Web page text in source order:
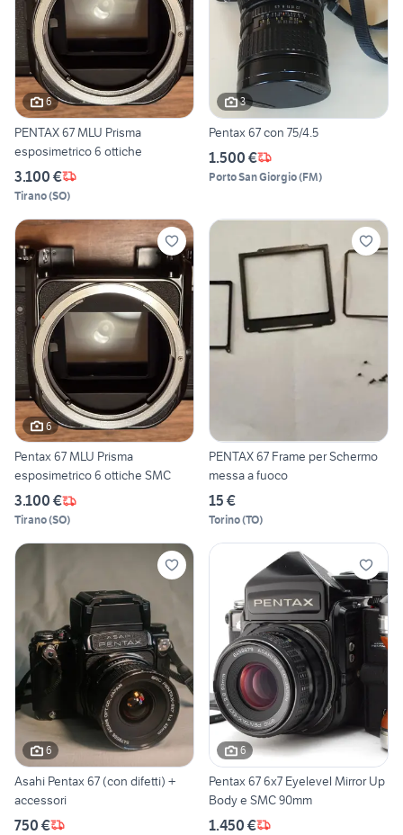
6
PENTAX 67 MLU Prisma
esposimetrico 6 ottiche
3.100 €
Tirano(SO)
3
Pentax 67 con 75/4.5
1.500 €
Porto San Giorgio(FM)
6
Pentax 67 MLU Prisma
esposimetrico 6 ottiche SMC
3.100 €
Tirano(SO)
PENTAX 67 Frame per Schermo
messa a fuoco
15 €
Torino(TO)
6
Asahi Pentax 67 (con difetti) +
accessori
750 €
6
Pentax 67 6x7 Eyelevel Mirror Up
Body e SMC 90mm
1.450 €